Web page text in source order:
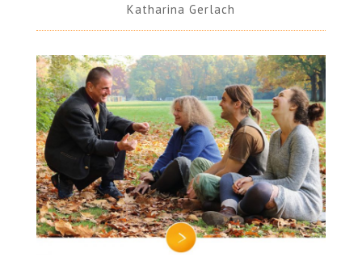
Katharina Gerlach